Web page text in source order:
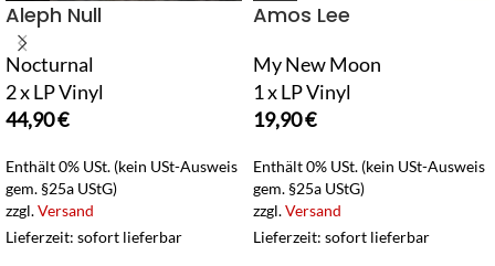
Aleph Null
Nocturnal
2 x LP Vinyl
44,90€
Enthält 0% USt. (kein USt-Ausweis
gem. §25a UStG)
zzgl.Versand
Lieferzeit: sofort lieferbar
Amos Lee
My New Moon
1 x LP Vinyl
19,90€
Enthält 0% USt. (kein USt-Ausweis
gem. §25a UStG)
zzgl.Versand
Lieferzeit: sofort lieferbar